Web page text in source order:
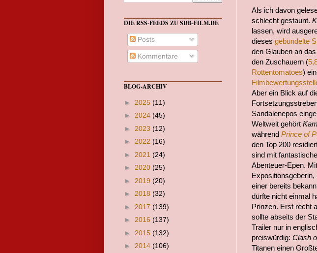
Als ich davon
schlecht gestaunt.
lassen, wird
dieses gebündelte
den Glauben an
den Zuschauern (
Rottentomatoes)
Aber ein Blick auf
Sandalenepos
Weltweit gehört
während Prince of
den Top 200
sind mit
Abenteuer-Epen.
einer bereits
dürfte nicht einmal
Prinzen. Erst recht
sollte abseits der
Trailer nur in
preiswürdig: Clash
Titanen einen
DIE RSS-FEEDS ZU SDB-FILM.DE
Posts
Kommentare
BLOG-ARCHIV
► 2025 (11)
► 2024 (45)
► 2023 (12)
► 2022 (16)
► 2021 (24)
► 2020 (25)
► 2019 (20)
► 2018 (32)
► 2017 (139)
► 2016 (137)
► 2015 (132)
► 2014 (106)